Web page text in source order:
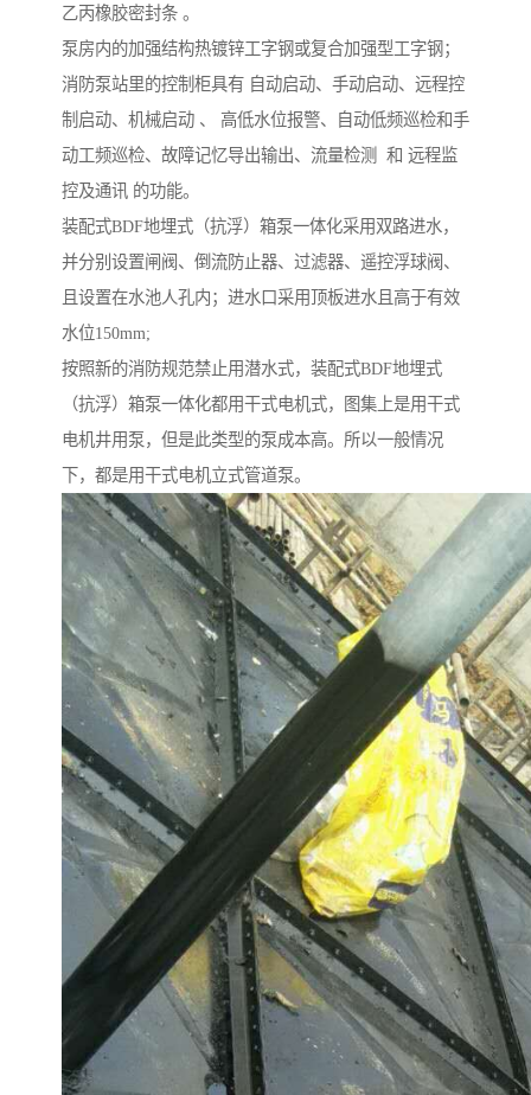
乙丙橡胶密封条 。
泵房内的加强结构热镀锌工字钢或复合加强型工字钢；
消防泵站里的控制柜具有 自动启动、手动启动、远程控
制启动、机械启动 、 高低水位报警、自动低频巡检和手
动工频巡检、故障记忆导出输出、流量检测 和 远程监
控及通讯 的功能。
装配式BDF地埋式（抗浮）箱泵一体化采用双路进水，
并分别设置闸阀、倒流防止器、过滤器、遥控浮球阀、
且设置在水池人孔内；进水口采用顶板进水且高于有效
水位150mm;
按照新的消防规范禁止用潜水式，装配式BDF地埋式
（抗浮）箱泵一体化都用干式电机式，图集上是用干式
电机井用泵，但是此类型的泵成本高。所以一般情况
下，都是用干式电机立式管道泵。